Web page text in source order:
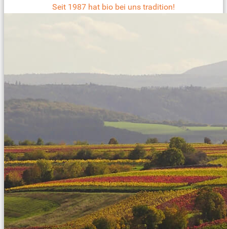
Seit 1987 hat bio bei uns tradition!